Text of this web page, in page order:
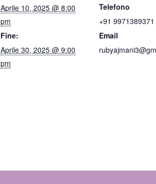
Aprile 10, 2025 @ 8:00
pm
Fine:
Aprile 30, 2025 @ 9:00
pm
Telefono
+91 9971389371
Email